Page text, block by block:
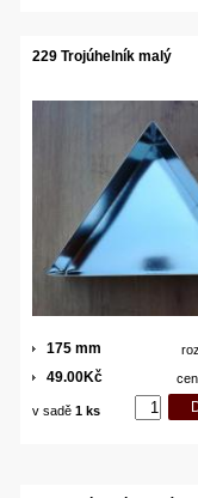
229 Trojúhelník malý
175 mm
49.00Kč
v sadě 1 ks